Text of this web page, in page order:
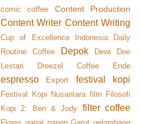
comic coffee
Content Production
Content Writer Content Writing
Cup of Excellence Indonesia
Daily
Routine Coffee
Depok
Dewi Dee
Lestari
Dreezel Coffee Ende
espresso Export festival kopi
Festival Kopi Nusantara film Filosofi
Kopi 2: Ben & Jody filter coffee
Flores gagal panen Garut gelombang